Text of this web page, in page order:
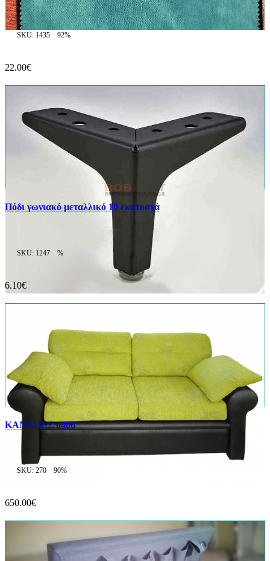
SKU: 1435 92%
22.00€
Πόδι γωνιακό μεταλλικό 10 εκατοστά
SKU: 1247 %
6.10€
ΚΑΝΑΠΕΣ 0406
SKU: 270 90%
650.00€